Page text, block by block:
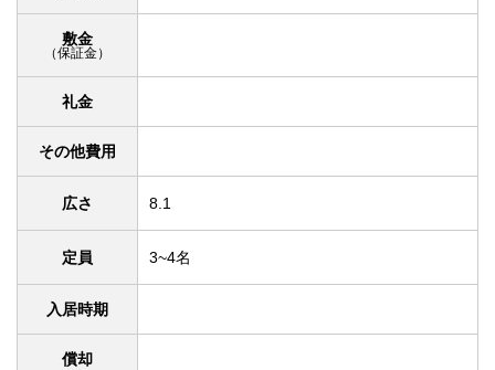
敷金
（保証金）
礼金
その他費用
広さ 8.1
定員 3~4名
入居時期
償却